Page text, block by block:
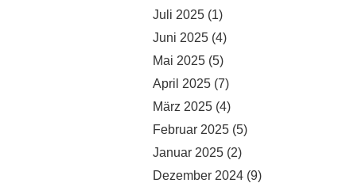
Juli 2025 (1)
Juni 2025 (4)
Mai 2025 (5)
April 2025 (7)
März 2025 (4)
Februar 2025 (5)
Januar 2025 (2)
Dezember 2024 (9)